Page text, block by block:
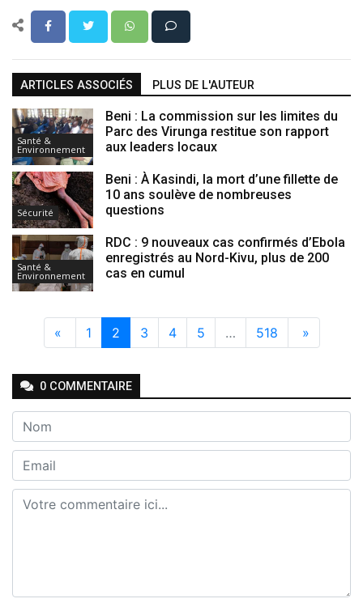
ARTICLES ASSOCIÉS PLUS DE L'AUTEUR
Santé &
Environnement
Beni : La commission sur les limites du
Parc des Virunga restitue son rapport
aux leaders locaux
Sécurité
Beni : À Kasindi, la mort d’une fillette de
10 ans soulève de nombreuses
questions
Santé &
Environnement
RDC : 9 nouveaux cas confirmés d’Ebola
enregistrés au Nord-Kivu, plus de 200
cas en cumul
« 1 2 3 4 5 … 518 »
0 COMMENTAIRE